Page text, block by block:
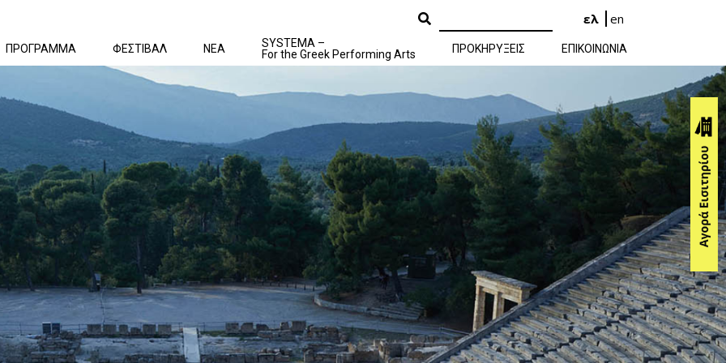
ελ en
ΠΡΟΓΡΑΜΜΑ ΦΕΣΤΙΒΑΛ ΝΕΑ
SYSTEMA –
For the Greek Performing Arts
ΠΡΟΚΗΡΥΞΕΙΣ ΕΠΙΚΟΙΝΩΝΙΑ